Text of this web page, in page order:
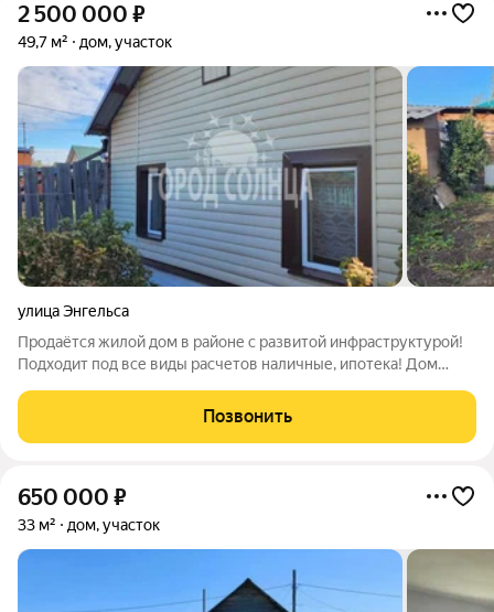
2 500 000 ₽
49,7 м² дом, участок
улица Энгельса
Продаётся жилой дом в районе с развитой инфраструктурой!
Подходит под все виды расчетов наличные, ипотека! Дом
месте. Планировка: Кухня-гостиная, 2 комнаты, прихожая,
сенки. Имеются
Позвонить
650 000 ₽
33 м² дом, участок